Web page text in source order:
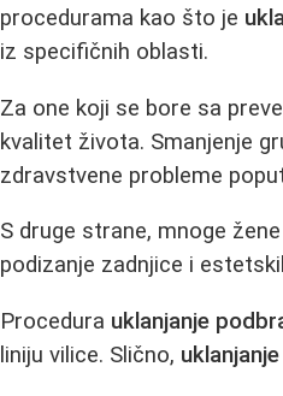
procedurama kao što je
iz specifičnih oblasti.
Za one koji se bore sa
kvalitet života. Smanjenje
zdravstvene probleme
S druge strane, mnoge
podizanje zadnjice i
Procedura uklanjanje
liniju vilice. Slično,